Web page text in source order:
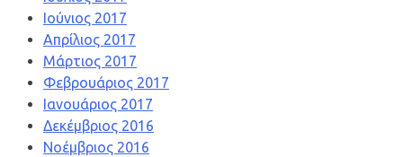
Ιούνιος 2017
Απρίλιος 2017
Μάρτιος 2017
Φεβρουάριος 2017
Ιανουάριος 2017
Δεκέμβριος 2016
Νοέμβριος 2016